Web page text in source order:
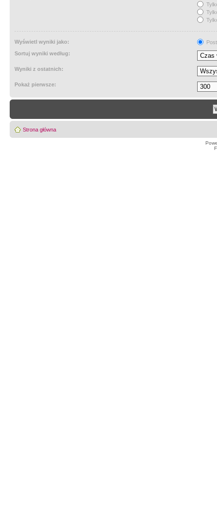
Wyświetl wyniki jako:
Sortuj wyniki według:
Wyniki z ostatnich:
Pokaż pierwsze:
Strona główna